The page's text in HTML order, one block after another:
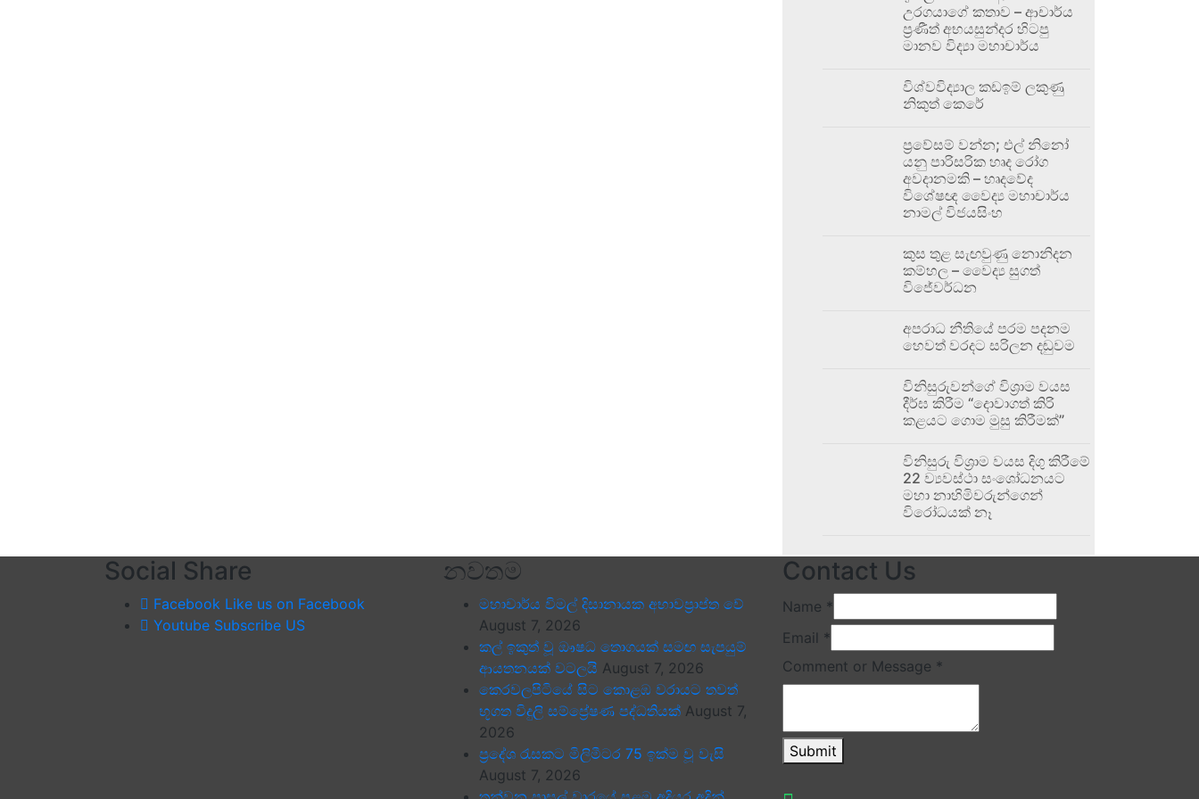
උරගයාගේ කතාව – ආචාර්ය
ප්‍රණීත් අභයසුන්දර හිටපු
මානව විද්‍යා මහාචාර්ය
විශ්වවිද්‍යාල කඩඉම් ලකුණු
නිකුත් කෙරේ
ප්‍රවේසම් වන්න; එල් නිනෝ
යනු පාරිසරික හෘද රෝග
අවදානමකි – හෘදවේද
විශේෂඥ වෛද්‍ය මහාචාර්ය
නාමල් විජයසිංහ
කුස තුළ සැඟවුණු නොනිදන
කම්හල – වෛද්‍ය සුගත්
විජේවර්ධන
අපරාධ නීතියේ පරම පදනම
හෙවත් වරදට සරිලන දඬුවම
විනිසුරුවන්ගේ විශ්‍රාම වයස
දීර්ඝ කිරීම “දොවාගත් කිරි
කළයට ගොම මුසු කිරීමක්”
විනිසුරු විශ්‍රාම වයස දිගු කිරීමේ
22 ව්‍යවස්ථා සංශෝධනයට
මහා නාහිමිවරුන්ගෙන්
විරෝධයක් නෑ
Social Share
Facebook Like us on Facebook
Youtube Subscribe US
නවතම
මහාචාර්ය විමල් දිසානායක අභාවප්‍රාප්ත වේ
August 7, 2026
කල් ඉකුත් වූ ඖෂධ තොගයක් සමඟ සැපයුම්
ආයතනයක් වටලයි August 7, 2026
කෙරවලපිටියේ සිට කොළඹ වරායට තවත්
භූගත විදුලි සම්ප්‍රේෂණ පද්ධතියක් August 7,
2026
ප්‍රදේශ රැසකට මිලිමීටර 75 ඉක්ම වූ වැසි
August 7, 2026
Contact Us
Name *
Email *
Comment or Message *
Submit